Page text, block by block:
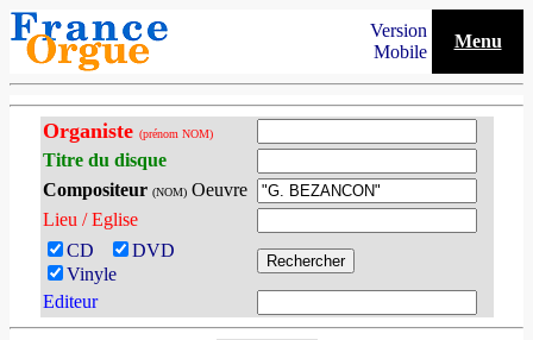
Version
Mobile
Menu
Organiste (prénom NOM)
Titre du disque
Compositeur (NOM)Oeuvre
Lieu / Eglise
CD
DVD
Vinyle
Editeur